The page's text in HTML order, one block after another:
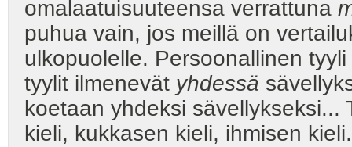
omalaatuisuuteensa verrattuna
puhua vain, jos meillä on
ulkopuolelle. Persoonallinen
tyylit ilmenevät yhdessä
koetaan yhdeksi sävellykseksi...
kieli, kukkasen kieli, ihmisen kieli.